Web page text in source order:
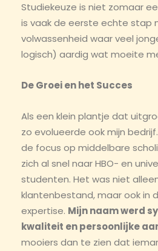
Studiekeuze is niet zomaar
is vaak de eerste echte stap
volwassenheid waar veel
logisch) aardig wat moeite
De Groei en het Succes
Als een klein plantje dat
zo evolueerde ook mijn
de focus op middelbare
zich al snel naar HBO- en
studenten. Het was niet
klantenbestand, maar ook in
expertise. Mijn naam werd
kwaliteit en persoonlijke
mooiers dan te zien dat